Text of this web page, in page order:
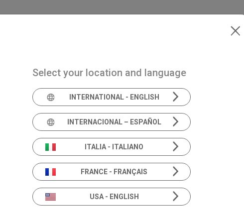
al tanto
sólo las mejores noticias, ofertas especiales y ¡mucha
Select your location and language
INTERNATIONAL - ENGLISH
INTERNACIONAL – ESPAÑOL
ITALIA - ITALIANO
FRANCE - FRANÇAIS
USA - ENGLISH